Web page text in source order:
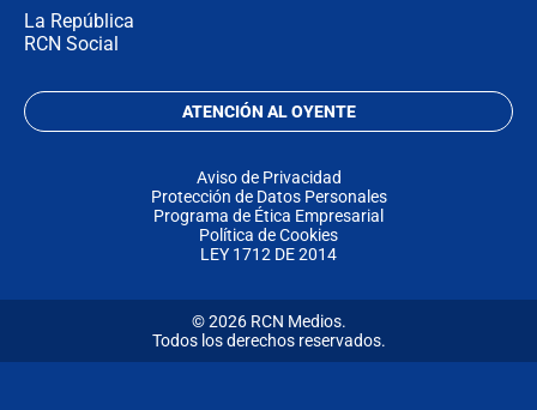
La República
RCN Social
ATENCIÓN AL OYENTE
Aviso de Privacidad
Protección de Datos Personales
Programa de Ética Empresarial
Política de Cookies
LEY 1712 DE 2014
© 2026 RCN Medios.
Todos los derechos reservados.